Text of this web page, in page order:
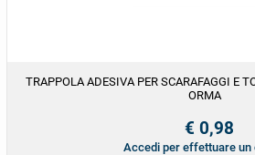
TRAPPOLA ADESIVA PER SCARAFAGGI E
ORMA
€ 0,98
Accedi per effettuare un